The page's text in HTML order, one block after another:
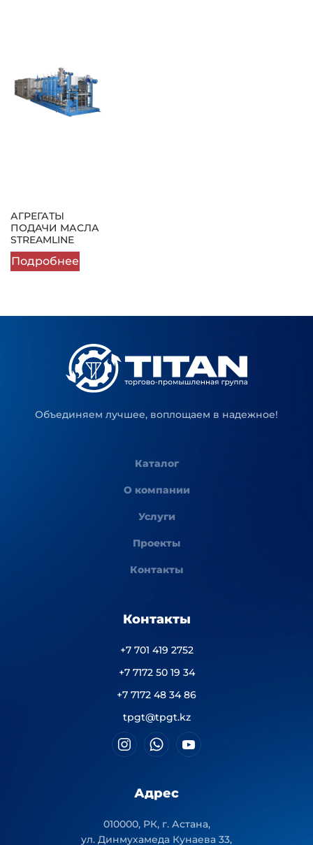
АГРЕГАТЫ
ПОДАЧИ МАСЛА
STREAMLINE
Подробнее
Объединяем лучшее, воплощаем в надежное!
Каталог
О компании
Услуги
Проекты
Контакты
Контакты
+7 701 419 2752
+7 7172 50 19 34
+7 7172 48 34 86
tpgt@tpgt.kz
Адрес
010000, РК, г. Астана,
ул. Динмухамеда Кунаева 33,